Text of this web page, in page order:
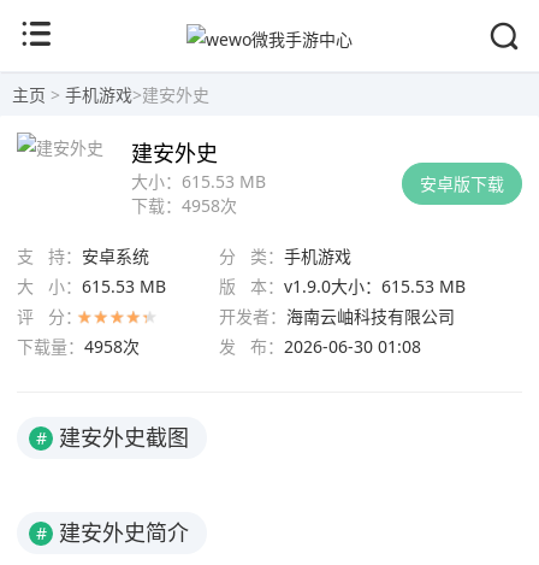
主页 > 手机游戏>建安外史
安卓版下载
大小： 615.53 MB
下载： 4958次
建安外史
支 持： 安卓系统 分 类： 手机游戏
大 小： 615.53 MB 版 本： v1.9.0大小：615.53 MB
评 分：
开发者： 海南云岫科技有限公司
下载量： 4958次 发 布： 2026-06-30 01:08
# 建安外史截图
# 建安外史简介